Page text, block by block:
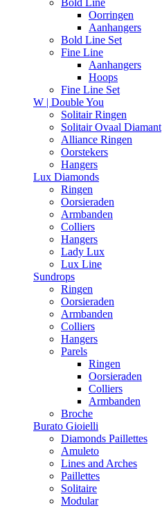
Bold Line
Oorringen
Aanhangers
Bold Line Set
Fine Line
Aanhangers
Hoops
Fine Line Set
W | Double You
Solitair Ringen
Solitair Ovaal Diamant
Alliance Ringen
Oorstekers
Hangers
Lux Diamonds
Ringen
Oorsieraden
Armbanden
Colliers
Hangers
Lady Lux
Lux Line
Sundrops
Ringen
Oorsieraden
Armbanden
Colliers
Hangers
Parels
Ringen
Oorsieraden
Colliers
Armbanden
Broche
Burato Gioielli
Diamonds Paillettes
Amuleto
Lines and Arches
Paillettes
Solitaire
Modular